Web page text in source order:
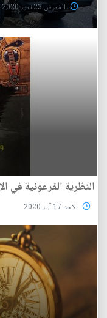
الخميس 23 تموز 2020
النظرية الفرعونية في
الأحد 17 آيار 2020